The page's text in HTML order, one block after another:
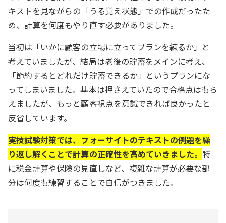
キストを見ながらの「うる覚え状態」での作成だったた
め、計算を何度もやり直す必要がありました。
当初は「いかに顧客の立場に立ってプランを練るか」と
考えていましたが、結局は老後の貯蓄をメインに考え、
「節約するとどれだけ貯蓄できるか」というプランにな
ってしまいました。基本は押さえていたので合格点はもら
えましたが、もっと顧客視点を意識できれば良かったと
反省しています。
実技試験対策では、フォーサイトのテキストの例題を繰
り返し解くことで計算の正確性を高めていきました。 特
に税金計算や保険の見直しなど、複雑な計算が必要な部
分は何度も練習することで自信がつきました。